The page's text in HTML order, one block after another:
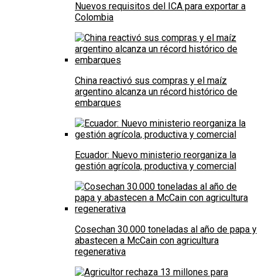
Nuevos requisitos del ICA para exportar a
Colombia
China reactivó sus compras y el maíz
argentino alcanza un récord histórico de
embarques
Ecuador: Nuevo ministerio reorganiza la
gestión agrícola, productiva y comercial
Cosechan 30.000 toneladas al año de papa y
abastecen a McCain con agricultura
regenerativa